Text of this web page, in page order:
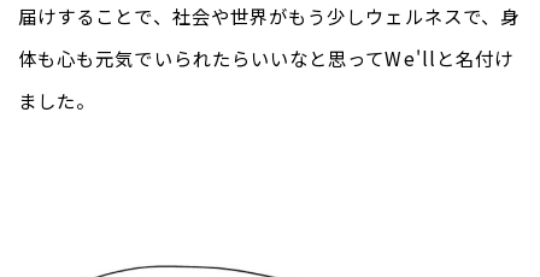
届けすることで、社会や世界がもう少しウェルネスで、身
体も心も元気でいられたらいいなと思ってWe'llと名付け
ました。